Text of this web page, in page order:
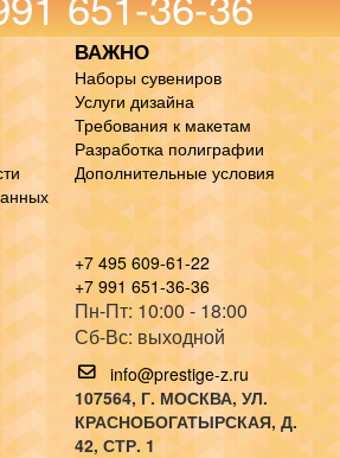
ВАЖНО
Наборы сувениров
Услуги дизайна
Требования к макетам
Разработка полиграфии
Дополнительные условия
+7 495 609-61-22
+7 991 651-36-36
Пн-Пт: 10:00 - 18:00
Сб-Вс: выходной
info@prestige-z.ru
107564, Г. МОСКВА, УЛ.
КРАСНОБОГАТЫРСКАЯ, Д.
42, СТР. 1